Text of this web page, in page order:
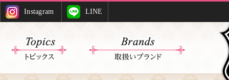
Instagram LINE